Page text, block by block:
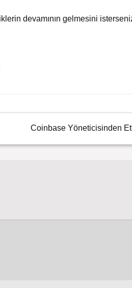
devamının gelmesini
Coinbase Yöneticisinden